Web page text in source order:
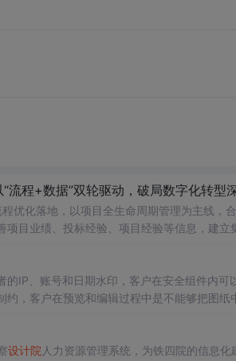
“流程+数据”双轮驱动，破局数字化转型
优化落地，以项目全生命周期管理为主线，
目业绩、投标经验、项目经验等信息，建立
，细化勘察设计业务领域的逻辑数据模型和
IP、账号和日期水印，客户在安全组件内可
约，客户在预览和编辑过程中是不能够把图
，为企业提供更加全面、可靠的文档安全解
设计院 人力资源管理系统，为铁四院的信息